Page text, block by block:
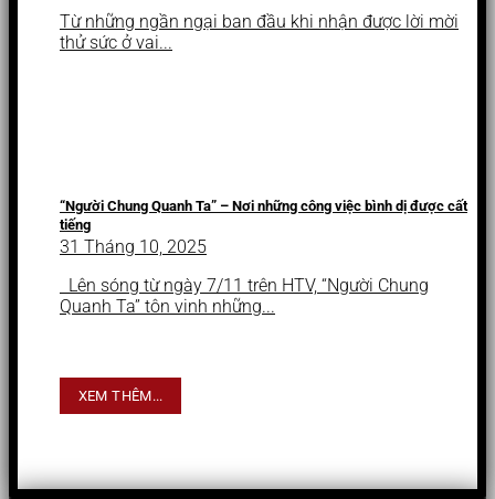
Từ những ngần ngại ban đầu khi nhận được lời mời
thử sức ở vai...
“Người Chung Quanh Ta” – Nơi những công việc bình dị được cất
tiếng
31 Tháng 10, 2025
Lên sóng từ ngày 7/11 trên HTV, “Người Chung
Quanh Ta” tôn vinh những...
XEM THÊM...